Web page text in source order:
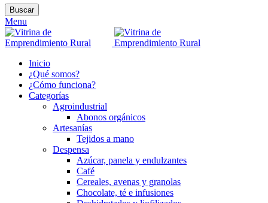
Buscar
Menu
Inicio
¿Qué somos?
¿Cómo funciona?
Categorías
Agroindustrial
Abonos orgánicos
Artesanías
Tejidos a mano
Despensa
Azúcar, panela y endulzantes
Café
Cereales, avenas y granolas
Chocolate, té e infusiones